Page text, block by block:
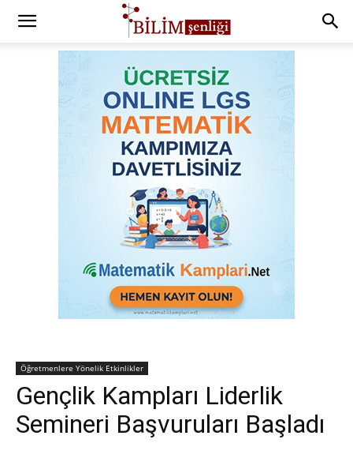
Öğretmenlere Yönelik Etkinlikler
Gençlik Kampları Liderlik
Semineri Başvuruları Başladı